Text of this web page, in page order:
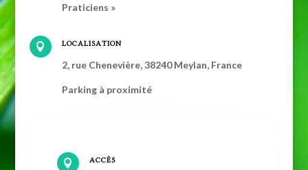
Praticiens »
 LOCALISATION
2, rue Chenevière, 38240 Meylan, France
Parking à proximité
 ACCÈS